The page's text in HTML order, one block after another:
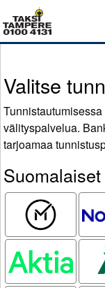
Valitse
välityspalvelua.
tarjoamaa
Mobiilivarmenne
Aktia